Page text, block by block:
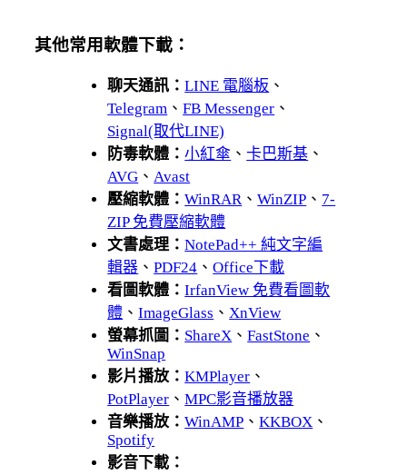
其他常用軟體下載：
聊天通訊：LINE 電腦板 、
Telegram 、FB Messenger 、
Signal(取代LINE)
防毒軟體：小紅傘 、卡巴斯基 、
AVG 、 Avast
壓縮軟體：WinRAR 、WinZIP 、 7-
ZIP 免費壓縮軟體
文書處理：NotePad++ 純文字編
輯器 、PDF24 、Office下載
看圖軟體：IrfanView 免費看圖軟
體 、ImageGlass 、 XnView
螢幕抓圖： ShareX 、FastStone 、
WinSnap
影片播放：KMPlayer 、
PotPlayer 、MPC影音播放器
音樂播放：WinAMP 、KKBOX 、
Spotify
影音下載：